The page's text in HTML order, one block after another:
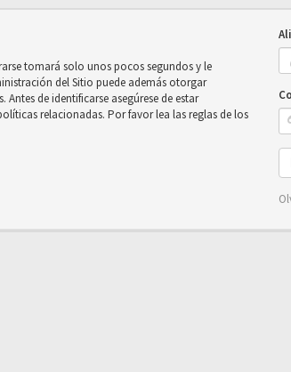
tomará solo unos pocos segundos y le
del Sitio puede además otorgar
de identificarse asegúrese de estar
relacionadas. Por favor lea las reglas de los